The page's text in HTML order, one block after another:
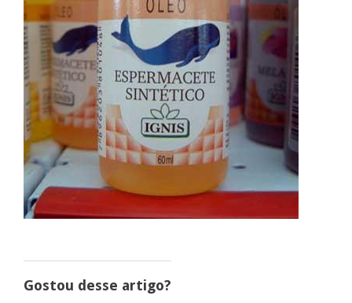
Gostou desse artigo?